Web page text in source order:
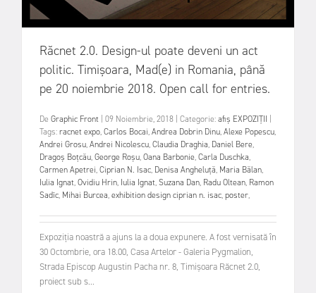
Răcnet 2.0. Design-ul poate deveni un act
politic. Timișoara, Mad(e) in Romania, până
pe 20 noiembrie 2018. Open call for entries.
De Graphic Front 09 Noiembrie, 2018 Categorie:afiș EXPOZIȚII
Tags:racnet expo,Carlos Bocai,Andrea Dobrin Dinu,Alexe Popescu,
Andrei Grosu,Andrei Nicolescu,Claudia Draghia, Daniel Bere,
Dragoș Boțcău,George Roșu,Oana Barbonie,Carla Duschka,
Carmen Apetrei,Ciprian N. Isac, Denisa Angheluță, Maria Bălan,
Iulia Ignat,Ovidiu Hrin, Iulia Ignat,Suzana Dan, Radu Oltean, Ramon
Sadîc, Mihai Burcea,exhibition design ciprian n. isac,poster,
Expoziția noastră a ajuns la a doua expunere. A fost vernisată în
30 Octombrie, ora 18.00, Casa Artelor - Galeria Pygmalion,
Strada Episcop Augustin Pacha nr. 8, Timișoara Răcnet 2.0,
proiect sub s...